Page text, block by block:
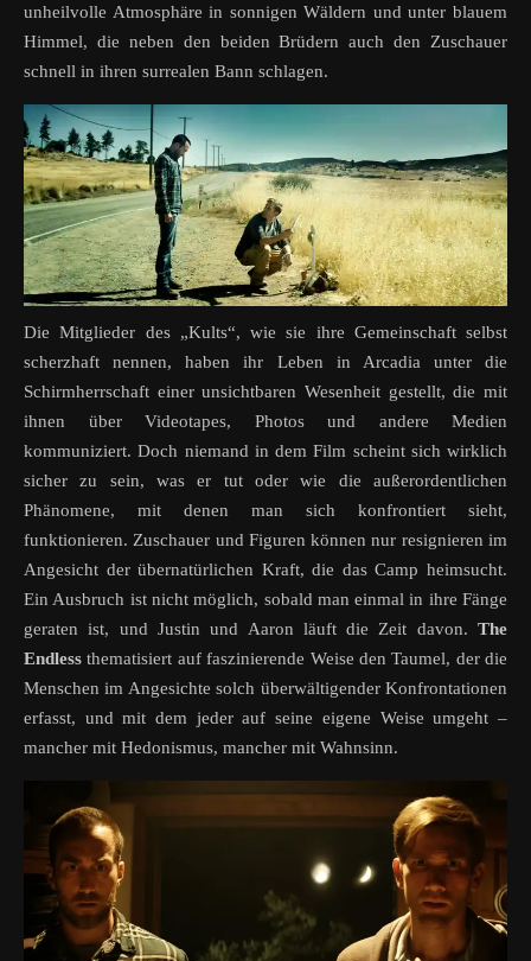
unheilvolle Atmosphäre in sonnigen Wäldern und unter blauem
Himmel, die neben den beiden Brüdern auch den Zuschauer
schnell in ihren surrealen Bann schlagen.
Die Mitglieder des „Kults“, wie sie ihre Gemeinschaft selbst
scherzhaft nennen, haben ihr Leben in Arcadia unter die
Schirmherrschaft einer unsichtbaren Wesenheit gestellt, die mit
ihnen über Videotapes, Photos und andere Medien
kommuniziert. Doch niemand in dem Film scheint sich wirklich
sicher zu sein, was er tut oder wie die außerordentlichen
Phänomene, mit denen man sich konfrontiert sieht,
funktionieren. Zuschauer und Figuren können nur resignieren im
Angesicht der übernatürlichen Kraft, die das Camp heimsucht.
Ein Ausbruch ist nicht möglich, sobald man einmal in ihre Fänge
geraten ist, und Justin und Aaron läuft die Zeit davon. The
Endless thematisiert auf faszinierende Weise den Taumel, der die
Menschen im Angesichte solch überwältigender Konfrontationen
erfasst, und mit dem jeder auf seine eigene Weise umgeht –
mancher mit Hedonismus, mancher mit Wahnsinn.